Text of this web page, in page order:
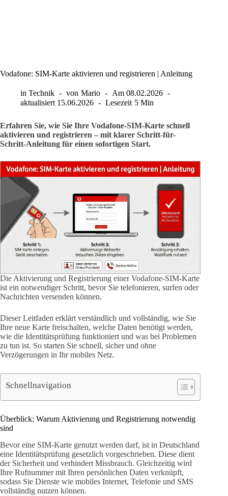
Vodafone: SIM-Karte aktivieren und registrieren | Anleitung
in Technik von Mario Am 08.02.2026
aktualisiert 15.06.2026 Lesezeit 5 Min
Erfahren Sie, wie Sie Ihre Vodafone-SIM-Karte schnell
aktivieren und registrieren – mit klarer Schritt-für-
Schritt-Anleitung für einen sofortigen Start.
Die Aktivierung und Registrierung einer Vodafone-SIM-Karte
ist ein notwendiger Schritt, bevor Sie telefonieren, surfen oder
Nachrichten versenden können.
Dieser Leitfaden erklärt verständlich und vollständig, wie Sie
Ihre neue Karte freischalten, welche Daten benötigt werden,
wie die Identitätsprüfung funktioniert und was bei Problemen
zu tun ist. So starten Sie schnell, sicher und ohne
Verzögerungen in Ihr mobiles Netz.
Schnellnavigation
Überblick: Warum Aktivierung und Registrierung notwendig
sind
Bevor eine SIM-Karte genutzt werden darf, ist in Deutschland
eine Identitätsprüfung gesetzlich vorgeschrieben. Diese dient
der Sicherheit und verhindert Missbrauch. Gleichzeitig wird
Ihre Rufnummer mit Ihren persönlichen Daten verknüpft,
sodass Sie Dienste wie mobiles Internet, Telefonie und SMS
vollständig nutzen können.